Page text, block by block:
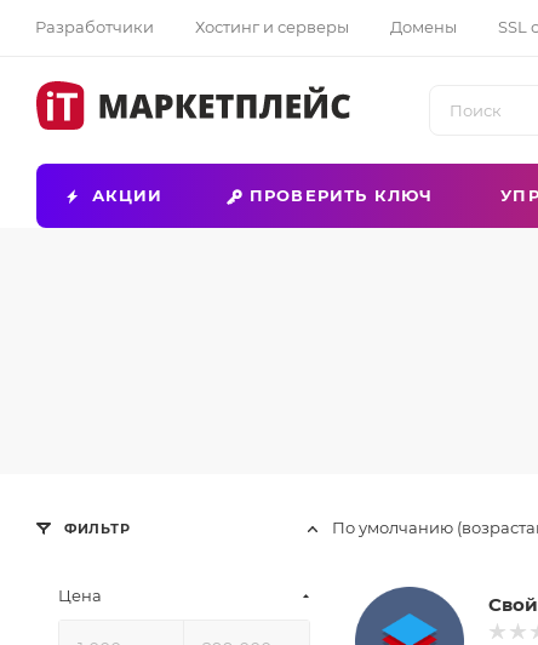
Разработчики Хостинг и серверы Домены SSL
АКЦИИ ПРОВЕРИТЬ КЛЮЧ
По умолчанию
ФИЛЬТР
Цена